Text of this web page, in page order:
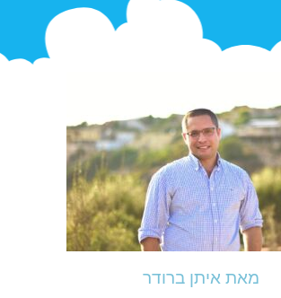
מאת איתן ברודר